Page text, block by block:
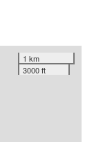
1 km
3000 ft